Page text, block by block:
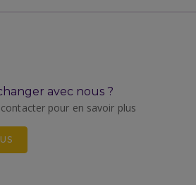
avec nous ?
pour en savoir plus